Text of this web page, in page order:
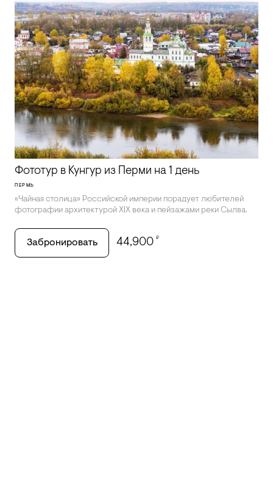
Фототур в Кунгур из Перми на 1 день
ПЕРМЬ
«Чайная столица» Российской империи порадует любителей
фотографии архитектурой XIX века и пейзажами реки Сылва.
Забронировать 44,900 ₽